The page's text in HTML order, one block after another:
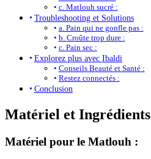
c. Matlouh sucré :
Troubleshooting et Solutions
a. Pain qui ne gonfle pas :
b. Croûte trop dure :
c. Pain sec :
Explorez plus avec Ibaldi
Conseils Beauté et Santé :
Restez connectés :
Conclusion
Matériel et Ingrédients
Matériel pour le Matlouh :